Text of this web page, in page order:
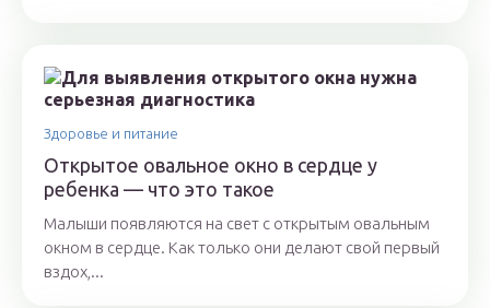
Здоровье и питание
Открытое овальное окно в сердце у
ребенка — что это такое
Малыши появляются на свет с открытым овальным
окном в сердце. Как только они делают свой первый
вздох,...